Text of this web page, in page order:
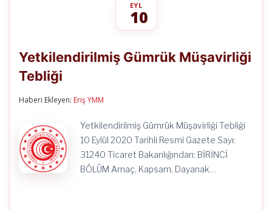
EYL
10
Müşavirliği
Tebliği
Yetkilendirilmiş Gümrük Müşavirliği
Tebliği
Haberi Ekleyen: Eriş YMM
Yetkilendirilmiş Gümrük Müşavirliği Tebliği
10 Eylül 2020 Tarihli Resmi Gazete Sayı:
31240 Ticaret Bakanlığından: BİRİNCİ
BÖLÜM Amaç, Kapsam, Dayanak…